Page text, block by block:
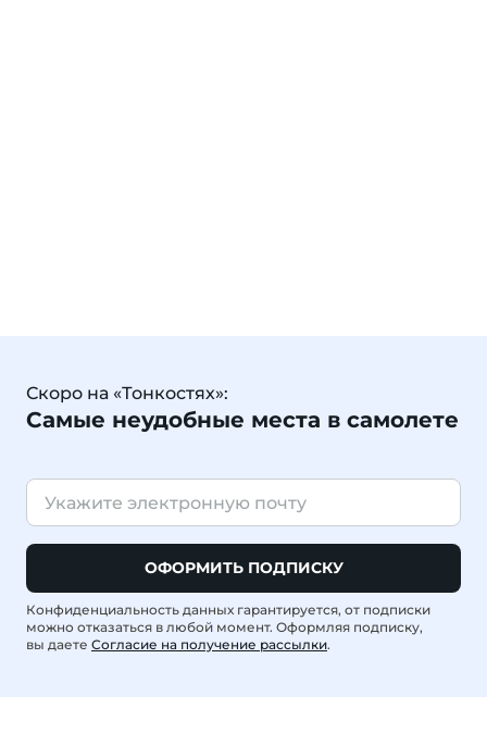
Скоро на «Тонкостях»:
Самые неудобные места в самолете
ОФОРМИТЬ ПОДПИСКУ
Конфиденциальность данных гарантируется, от подписки
можно отказаться в любой момент. Оформляя подписку,
вы даете Согласие на получение рассылки.